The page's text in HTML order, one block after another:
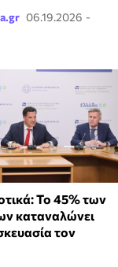
06.19.2026 -
Το 45% των
καταναλώνει
τον